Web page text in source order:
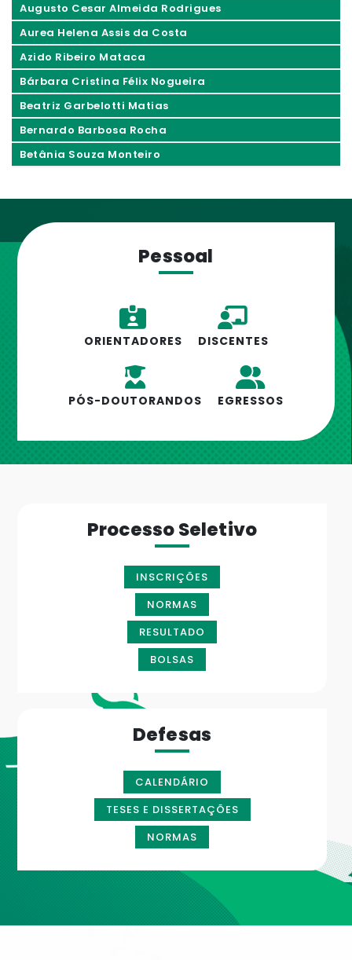
Augusto Cesar Almeida Rodrigues
Aurea Helena Assis da Costa
Azido Ribeiro Mataca
Bárbara Cristina Félix Nogueira
Beatriz Garbelotti Matias
Bernardo Barbosa Rocha
Betânia Souza Monteiro
Pessoal
ORIENTADORES DISCENTES
PÓS-DOUTORANDOS EGRESSOS
Processo Seletivo
INSCRIÇÕES
NORMAS
RESULTADO
BOLSAS
Defesas
CALENDÁRIO
TESES E DISSERTAÇÕES
NORMAS